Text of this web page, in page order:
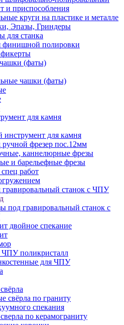
и приспособления
круги на пластике и металле
Эпазы, Гриндеры
для станка
финишной полировки
(фаты)
чашки (фаты)
для камня
инструмент для камня
фрезер пос.12мм
каннелюрные фрезы
и барельефные фрезы
работ
станок с ЧПУ
под гравировальный станок с
двойное спекание
поликристалл
для ЧПУ
свёрла по граниту
спекания
по керамограниту